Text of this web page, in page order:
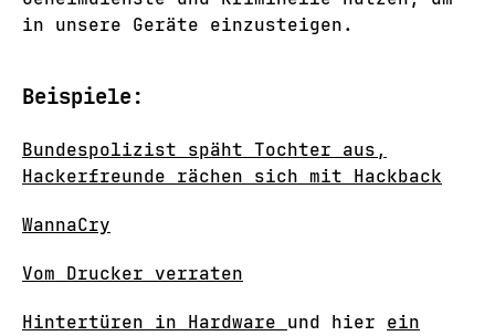
in unsere Geräte einzusteigen.
Beispiele:
Bundespolizist späht Tochter aus,
Hackerfreunde rächen sich mit Hackback
WannaCry
Vom Drucker verraten
Hintertüren in Hardware und hier ein